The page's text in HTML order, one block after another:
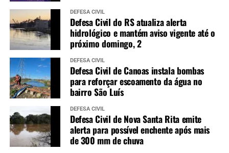
DEFESA CIVIL
Defesa Civil do RS atualiza alerta
hidrológico e mantém aviso vigente até o
próximo domingo, 2
DEFESA CIVIL
Defesa Civil de Canoas instala bombas
para reforçar escoamento da água no
bairro São Luís
DEFESA CIVIL
Defesa Civil de Nova Santa Rita emite
alerta para possível enchente após mais
de 300 mm de chuva